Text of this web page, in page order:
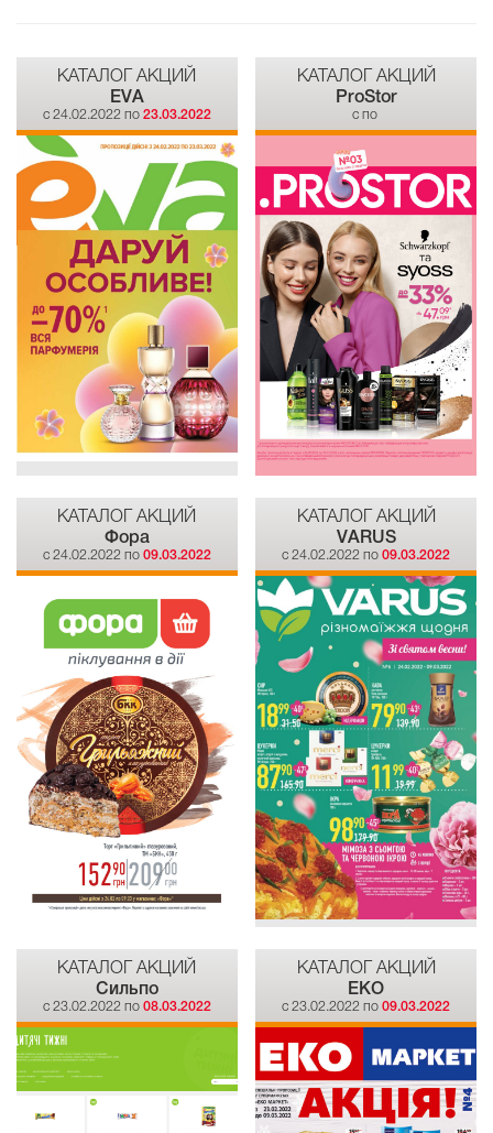
КАТАЛОГ АКЦИЙ
EVA
c 24.02.2022 по 23.03.2022
КАТАЛОГ АКЦИЙ
ProStor
c по
КАТАЛОГ АКЦИЙ
Фора
c 24.02.2022 по 09.03.2022
КАТАЛОГ АКЦИЙ
VARUS
c 24.02.2022 по09.03.2022
КАТАЛОГ АКЦИЙ
Сильпо
c 23.02.2022 по 08.03.2022
КАТАЛОГ АКЦИЙ
EKO
c 23.02.2022 по09.03.2022